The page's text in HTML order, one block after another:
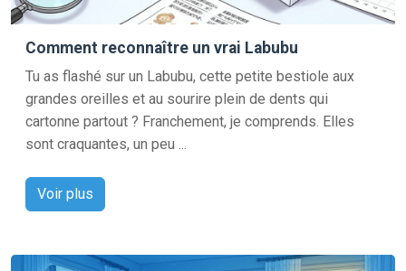
Comment reconnaître un vrai Labubu
Tu as flashé sur un Labubu, cette petite bestiole aux
grandes oreilles et au sourire plein de dents qui
cartonne partout ? Franchement, je comprends. Elles
sont craquantes, un peu ...
Voir plus